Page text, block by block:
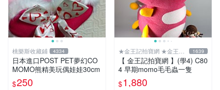
桃樂斯收藏鋪 4334
日本進口POST PET夢幻CO
MOMO熊精美玩偶娃娃30cm
$250
★金王記拍寶網 ★金王記
拍寶趣
1639
【 金王記拍寶網 】(學4) C80
4 早期momo毛毛蟲一隻
$1,880